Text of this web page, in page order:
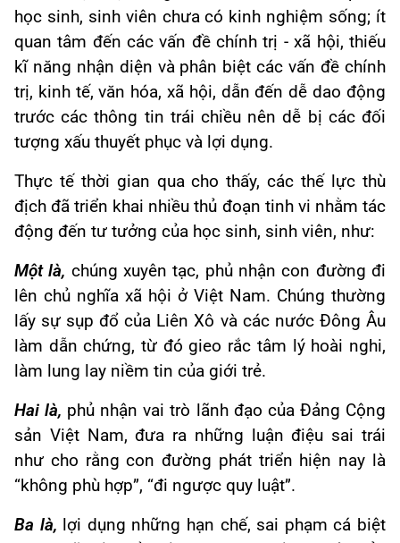
học sinh, sinh viên chưa có kinh nghiệm sống; ít
quan tâm đến các vấn đề chính trị - xã hội, thiếu
kĩ năng nhận diện và phân biệt các vấn đề chính
trị, kinh tế, văn hóa, xã hội, dẫn đến dễ dao động
trước các thông tin trái chiều nên dễ bị các đối
tượng xấu thuyết phục và lợi dụng.
Thực tế thời gian qua cho thấy, các thế lực thù
địch đã triển khai nhiều thủ đoạn tinh vi nhằm tác
động đến tư tưởng của học sinh, sinh viên, như:
Một là, chúng xuyên tạc, phủ nhận con đường đi
lên chủ nghĩa xã hội ở Việt Nam. Chúng thường
lấy sự sụp đổ của Liên Xô và các nước Đông Âu
làm dẫn chứng, từ đó gieo rắc tâm lý hoài nghi,
làm lung lay niềm tin của giới trẻ.
Hai là, phủ nhận vai trò lãnh đạo của Đảng Cộng
sản Việt Nam, đưa ra những luận điệu sai trái
như cho rằng con đường phát triển hiện nay là
“không phù hợp”, “đi ngược quy luật”.
Ba là, lợi dụng những hạn chế, sai phạm cá biệt